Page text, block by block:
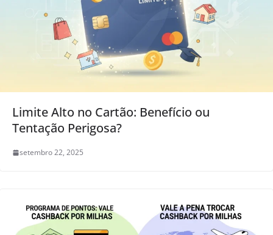
Limite Alto no Cartão: Benefício ou
Tentação Perigosa?
setembro 22, 2025